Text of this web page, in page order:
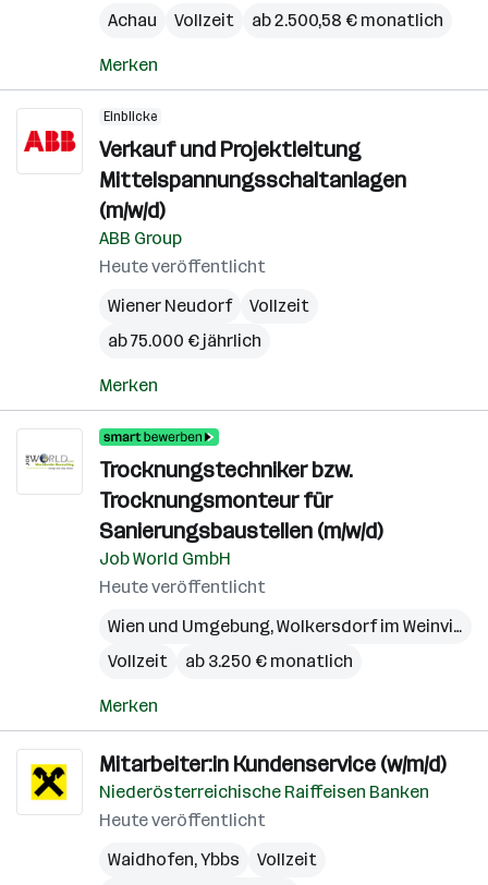
Achau
Vollzeit ab 2.500,58 € monatlich
Merken
Einblicke
Verkauf und Projektleitung
Mittelspannungsschaltanlagen
(m/w/d)
ABB Group
Heute veröffentlicht
Wiener Neudorf
Vollzeit
ab 75.000 € jährlich
Merken
Trocknungstechniker bzw.
Trocknungsmonteur für
Sanierungsbaustellen (m/w/d)
Job World GmbH
Heute veröffentlicht
Wien und Umgebung,Wolkersdorf im Weinviertel
Vollzeit
ab 3.250 € monatlich
Merken
Mitarbeiter:in Kundenservice (w/m/d)
Niederösterreichische Raiffeisen Banken
Heute veröffentlicht
Waidhofen,Ybbs
Vollzeit